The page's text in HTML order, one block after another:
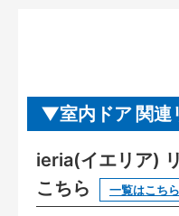
室内ドア 関連
ieria(イエリア)
こちら
一覧はこちら